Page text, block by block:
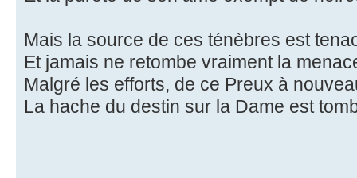
Mais la source de ces ténèbres est
Et jamais ne retombe vraiment la
Malgré les efforts, de ce Preux à
La hache du destin sur la Dame est